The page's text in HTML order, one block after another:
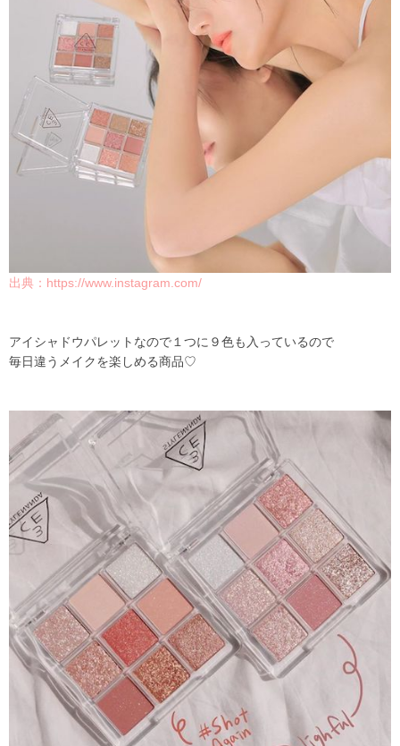
出典： https://www.instagram.com/
アイシャドウパレットなので１つに９色も入っているので
毎日違うメイクを楽しめる商品♡